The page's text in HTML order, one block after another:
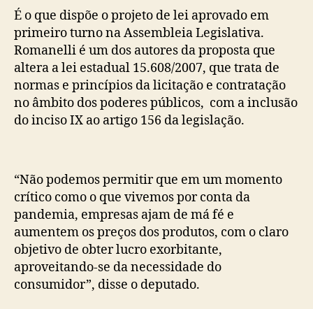
É o que dispõe o projeto de lei aprovado em
primeiro turno na Assembleia Legislativa.
Romanelli é um dos autores da proposta que
altera a lei estadual 15.608/2007, que trata de
normas e princípios da licitação e contratação
no âmbito dos poderes públicos, com a inclusão
do inciso IX ao artigo 156 da legislação.
“Não podemos permitir que em um momento
crítico como o que vivemos por conta da
pandemia, empresas ajam de má fé e
aumentem os preços dos produtos, com o claro
objetivo de obter lucro exorbitante,
aproveitando-se da necessidade do
consumidor”, disse o deputado.